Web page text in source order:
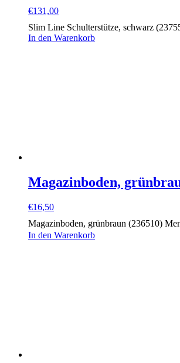
€131,00
Slim Line Schulterstütze, schwarz
In den Warenkorb
Magazinboden,
€16,50
Magazinboden, grünbraun (236510)
In den Warenkorb